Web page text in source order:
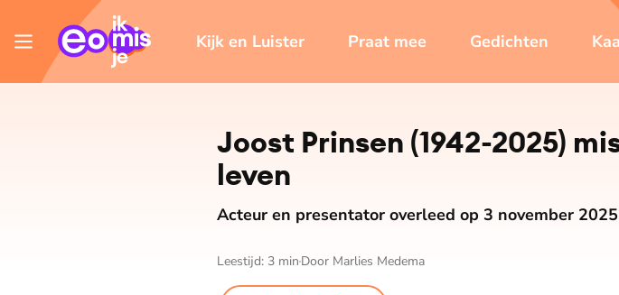
Kijk en Luister Praat mee Gedichten
Joost Prinsen (1942-2025)
leven
Acteur en presentator overleed op 3 november 2025
Leestijd: 3 min Door Marlies Medema